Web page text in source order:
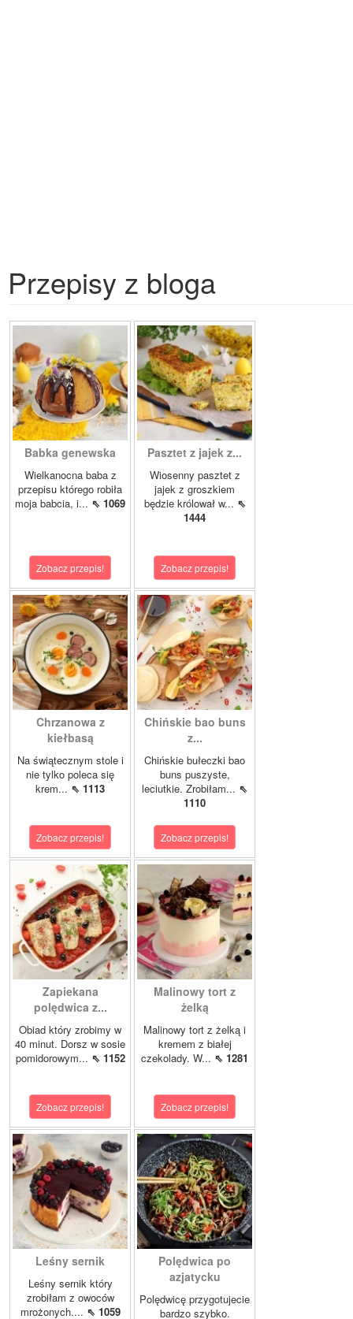
Przepisy z bloga
Babka genewska
Wielkanocna baba z
przepisu którego robiła
moja babcia, i... ⇖ 1069
Zobacz przepis!
Pasztet z jajek z...
Wiosenny pasztet z
jajek z groszkiem
będzie królował w... ⇖
1444
Zobacz przepis!
Chrzanowa z
kiełbasą
Na świątecznym stole i
nie tylko poleca się
krem... ⇖ 1113
Zobacz przepis!
Chińskie bao buns
z...
Chińskie bułeczki bao
buns puszyste,
leciutkie. Zrobiłam... ⇖
1110
Zobacz przepis!
Zapiekana
polędwica z...
Obiad który zrobimy w
40 minut. Dorsz w sosie
pomidorowym... ⇖ 1152
Zobacz przepis!
Malinowy tort z
żelką
Malinowy tort z żelką i
kremem z białej
czekolady. W... ⇖ 1281
Zobacz przepis!
Leśny sernik
Leśny sernik który
zrobiłam z owoców
mrożonych.... ⇖ 1059
Polędwica po
azjatycku
Polędwicę przygotujecie
bardzo szybko.